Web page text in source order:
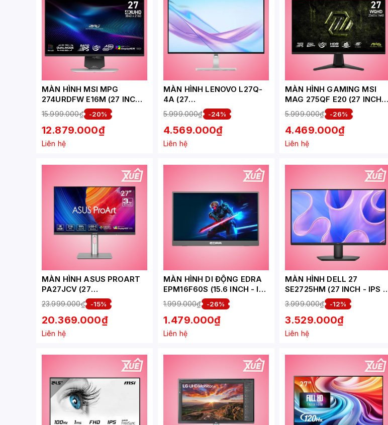
MÀN HÌNH MSI MPG
274URDFW E16M (27 INCH -
IPS - 4K - 160HZ - 0.5MS)
15.999.000₫ -20%
12.879.000₫
Liên hệ
MÀN HÌNH LENOVO L27Q-
4A (27
INCH/QHD/IPS/100HZ/4MS/
LOA) (67BFGAC6VN)
5.999.000₫ -24%
4.569.000₫
Liên hệ
MÀN HÌNH GAMING MSI
MAG 275QF E20 (27 INCH -
IPS - 2K - 200HZ - 0.5MS)
5.999.000₫ -26%
4.469.000₫
Liên hệ
MÀN HÌNH ASUS PROART
PA27JCV (27
INCH/5K/IPS/60HZ/5MS/US
B-C 96W/LOA)
23.999.000₫ -15%
20.369.000₫
Liên hệ
MÀN HÌNH DI ĐỘNG EDRA
EPM16F60S (15.6 INCH - IPS
- FHD - 60HZ)
1.999.000₫ -26%
1.479.000₫
Liên hệ
MÀN HÌNH DELL 27
SE2725HM (27 INCH - IPS -
FHD - 100HZ - 5MS)
3.999.000₫ -12%
3.529.000₫
Liên hệ